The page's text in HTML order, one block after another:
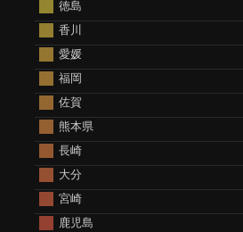
徳島
香川
愛媛
福岡
佐賀
熊本県
長崎
大分
宮崎
鹿児島